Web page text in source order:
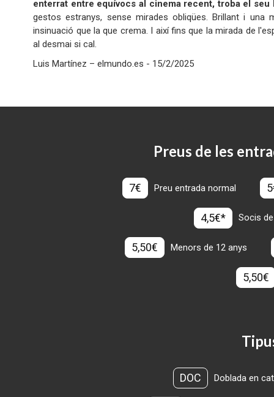
enterrat entre equívocs al cinema recent, troba el
gestos estranys, sense mirades obliqües. Brillant i
insinuació que la que crema. I així fins que la mirada de
al desmai si cal.
Luis Martínez – elmundo.es - 15/2/2025
Preus de les
7€ Preu entrada normal
4,5€* Socis
5,50€ Menors de 12 anys
5,50€
DOC Doblada en